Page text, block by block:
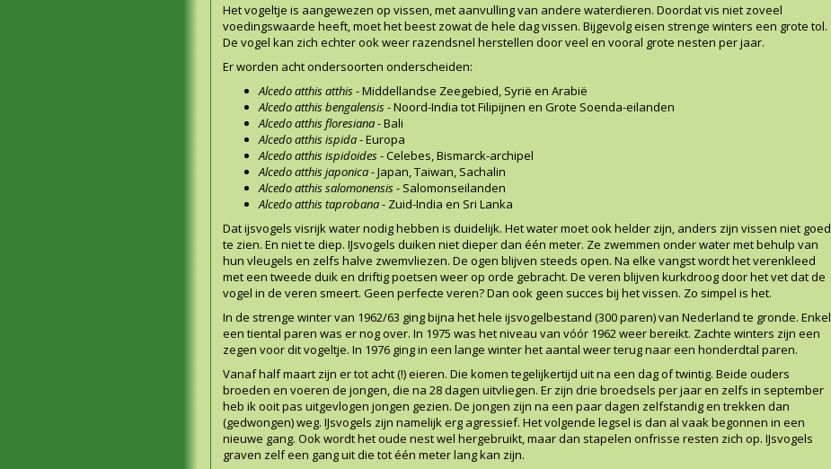
Het vogeltje is aangewezen op vissen, met aanvulling van andere waterdieren. Doordat vis niet zoveel
voedingswaarde heeft, moet het beest zowat de hele dag vissen. Bijgevolg eisen strenge winters een grote tol.
De vogel kan zich echter ook weer razendsnel herstellen door veel en vooral grote nesten per jaar.
Er worden achtondersoorten onderscheiden:
Alcedo atthis atthis-Middellandse Zeegebied, Syrië en Arabië
Alcedo atthis bengalensis- Noord-India totFilipijnen en Grote Soenda-eilanden
Alcedo atthis floresiana-Bali
Alcedo atthis ispida-Europa
Alcedo atthis ispidoides-Celebes,Bismarck-archipel
Alcedo atthis japonica-Japan,Taiwan, Sachalin
Alcedo atthis salomonensis- Salomonseilanden
Alcedo atthis taprobana- Zuid-India en Sri Lanka
Dat ijsvogels visrijk water nodig hebben is duidelijk. Het water moet ook helder zijn, anders zijn vissen niet goed
te zien. En niet te diep. IJsvogels duiken niet dieper dan één meter. Ze zwemmen onder water met behulp van
hun vleugels en zelfs halve zwemvliezen. De ogen blijven steeds open. Na elke vangst wordt het verenkleed
met een tweede duik en driftig poetsen weer op orde gebracht. De veren blijven kurkdroog door het vet dat de
vogel in de veren smeert. Geen perfecte veren? Dan ook geen succes bij het vissen. Zo simpel is het.
In de strenge winter van 1962/63 ging bijna het hele ijsvogelbestand (300 paren) van Nederland te gronde. Enkel
een tiental paren was er nog over. In 1975 was het niveau van vóór 1962 weer bereikt. Zachte winters zijn een
zegen voor dit vogeltje. In 1976 ging in een lange winter het aantal weer terug naar een honderdtal paren.
Vanaf half maart zijn er tot acht (!) eieren. Die komen tegelijkertijd uit na een dag of twintig. Beide ouders
broeden en voeren de jongen, die na 28 dagen uitvliegen. Er zijn drie broedsels per jaar en zelfs in september
heb ik ooit pas uitgevlogen jongen gezien. De jongen zijn na een paar dagen zelfstandig en trekken dan
(gedwongen) weg. IJsvogels zijn namelijk erg agressief. Het volgende legsel is dan al vaak begonnen in een
nieuwe gang. Ook wordt het oude nest wel hergebruikt, maar dan stapelen onfrisse resten zich op. IJsvogels
graven zelf een gang uit die tot één meter lang kan zijn.